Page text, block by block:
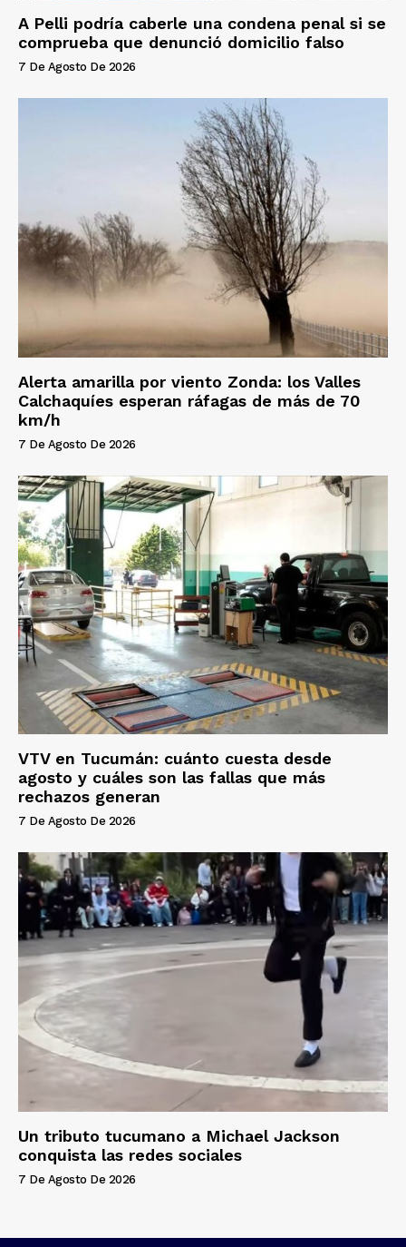
A Pelli podría caberle una condena penal si se
comprueba que denunció domicilio falso
7 De Agosto De 2026
Alerta amarilla por viento Zonda: los Valles
Calchaquíes esperan ráfagas de más de 70
km/h
7 De Agosto De 2026
VTV en Tucumán: cuánto cuesta desde
agosto y cuáles son las fallas que más
rechazos generan
7 De Agosto De 2026
Un tributo tucumano a Michael Jackson
conquista las redes sociales
7 De Agosto De 2026